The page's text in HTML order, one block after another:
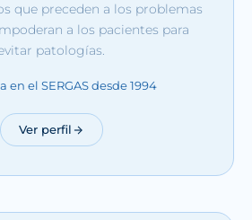
que preceden a los problemas
a los pacientes para
patologías.
en el SERGAS desde 1994
Ver perfil